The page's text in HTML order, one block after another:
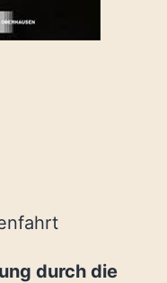
durch die